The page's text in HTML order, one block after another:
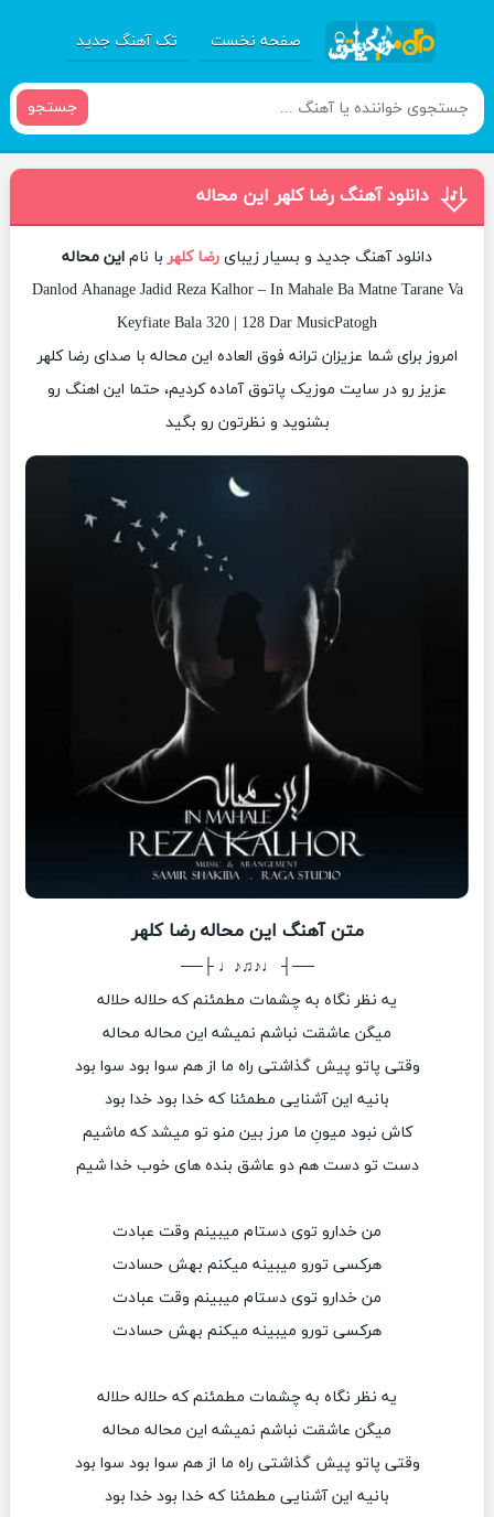
صفحه نخست تک آهنگ جدید
جستجو
دانلود آهنگ رضا کلهر این محاله
دانلود آهنگ جدید و بسیار زیبای رضا کلهربا نام این محاله
Danlod Ahanage Jadid Reza Kalhor – In Mahale Ba Matne Tarane Va
Keyfiate Bala 320 | 128 Dar MusicPatogh
امروز برای شما عزیزان ترانه فوق العاده این محاله با صدای رضا کلهر
عزیز رو در سایت موزیک پاتوق آماده کردیم، حتما این اهنگ رو
بشنوید و نظرتون رو بگید
متن آهنگ این محاله رضا کلهر
──┤ ♩♪♫♪♩ ├──
یه نظر نگاه به چشمات مطمئنم که حلاله حلاله
میگن عاشقت نباشم نمیشه این محاله محاله
وقتی پاتو پیش گذاشتی راه ما از هم سوا بود سوا بود
بانیه این آشنایی مطمئنا که خدا بود خدا بود
کاش نبود میونِ ما مرز بین منو تو میشد که ماشیم
دست تو دست هم دو عاشق بنده های خوب خدا شیم
من خدارو توی دستام میبینم وقت عبادت
هرکسی تورو میبینه میکنم بهش حسادت
من خدارو توی دستام میبینم وقت عبادت
هرکسی تورو میبینه میکنم بهش حسادت
یه نظر نگاه به چشمات مطمئنم که حلاله حلاله
میگن عاشقت نباشم نمیشه این محاله محاله
وقتی پاتو پیش گذاشتی راه ما از هم سوا بود سوا بود
بانیه این آشنایی مطمئنا که خدا بود خدا بود